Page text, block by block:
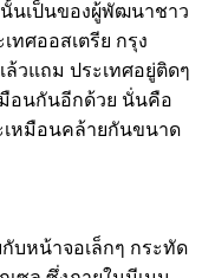
นั้นเป็นของผู้พัฒนาชาว
ทศออสเตรีย กรุง
วแถม ประเทศอยู่ติดๆ
อนกันอีกด้วย นั่นคือ
เหมือนคล้ายกันขนาด
บหน้าจอเล็กๆ กระทัด